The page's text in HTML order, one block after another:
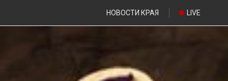
НОВОСТИ КРАЯ LIVE